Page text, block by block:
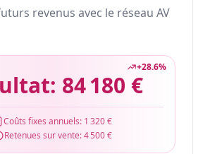
revenus avec le réseau AV
+28.6%
84 180 €
Coûts fixes annuels: 1 320 €
Retenues sur vente:4 500 €